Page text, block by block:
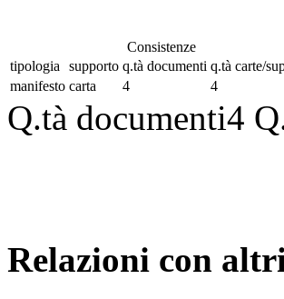
Consistenze
tipologia
supporto q.tà documenti q.tà carte/
manifesto carta 4 4
Q.tà documenti4
Relazioni con